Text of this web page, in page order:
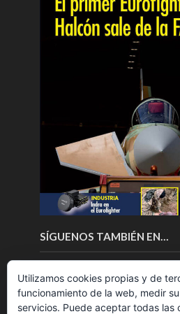
SÍGUENOS TAMBIÉN EN…
Utilizamos cookies propias y de
funcionamiento de la web, medir
servicios. Puede aceptar todas las